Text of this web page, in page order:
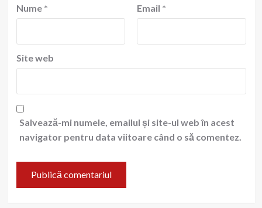
Nume * Email *
Site web
Salvează-mi numele, emailul și site-ul web în acest
navigator pentru data viitoare când o să comentez.